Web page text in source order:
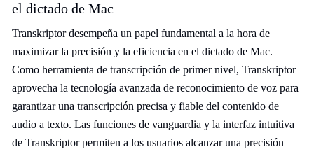
el dictado de Mac
Transkriptor desempeña un papel fundamental a la hora de
maximizar la precisión y la eficiencia en el dictado de Mac.
Como herramienta de transcripción de primer nivel, Transkriptor
aprovecha la tecnología avanzada de reconocimiento de voz para
garantizar una transcripción precisa y fiable del contenido de
audio a texto. Las funciones de vanguardia y la interfaz intuitiva
de Transkriptor permiten a los usuarios alcanzar una precisión